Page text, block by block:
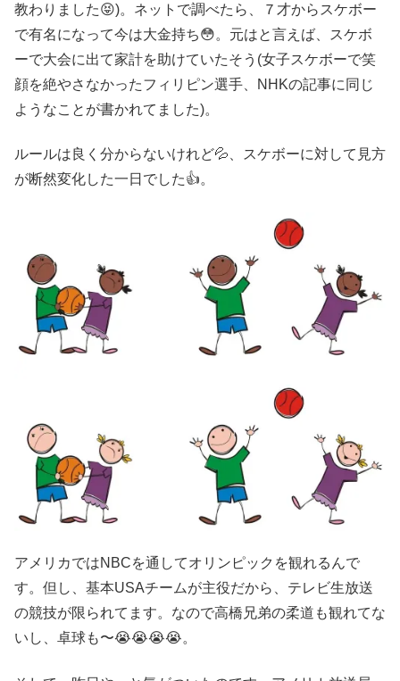
教わりました😝)。ネットで調べたら、７才からスケボー
で有名になって今は大金持ち😳。元はと言えば、スケボ
ーで大会に出て家計を助けていたそう(女子スケボーで笑
顔を絶やさなかったフィリピン選手、NHKの記事に同じ
ようなことが書かれてました)。
ルールは良く分からないけれど💦、スケボーに対して見方
が断然変化した一日でした👍。
アメリカではNBCを通してオリンピックを観れるんで
す。但し、基本USAチームが主役だから、テレビ生放送
の競技が限られてます。なので高橋兄弟の柔道も観れてな
いし、卓球も〜😭😭😭😭。